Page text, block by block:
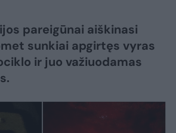
pareigūnai aiškinasi
sunkiai apgirtęs vyras
ir juo važiuodamas